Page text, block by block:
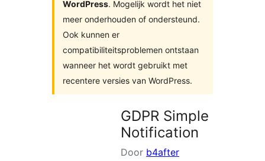
WordPress. Mogelijk wordt het niet
meer onderhouden of ondersteund.
Ook kunnen er
compatibiliteitsproblemen ontstaan
wanneer het wordt gebruikt met
recentere versies van WordPress.
GDPR Simple
Notification
Door b4after